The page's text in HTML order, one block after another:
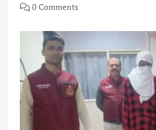
0 Comments